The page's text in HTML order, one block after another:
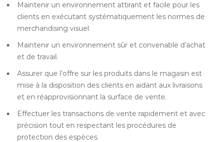
Maintenir un environnement attirant et facile pour les
clients en exécutant systématiquement les normes de
merchandising visuel.
Maintenir un environnement sûr et convenable d’achat
et de travail.
Assurer que l’offre sur les produits dans le magasin est
mise à la disposition des clients en aidant aux livraisons
et en réapprovisionnant la surface de vente.
Effectuer les transactions de vente rapidement et avec
précision tout en respectant les procédures de
protection des espèces.